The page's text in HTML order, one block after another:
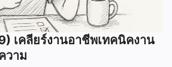
เคลียร์งานอาชีพเทคนิคงาน
วาม